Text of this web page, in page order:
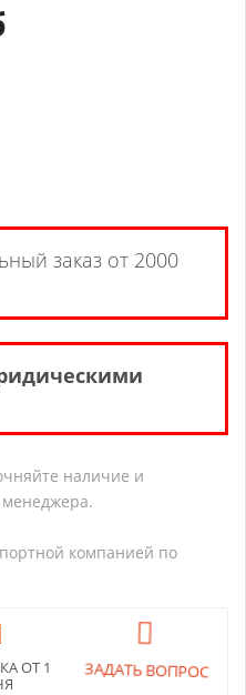
заказ от 2000
наличие и
менеджера.
компанией по
ОТ 1
ЗАДАТЬ ВОПРОС